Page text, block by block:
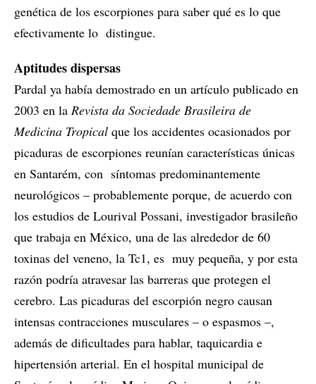
genética de los escorpiones para saber qué es lo que
efectivamente lo distingue.
Aptitudes dispersas
Pardal ya había demostrado en un artículo publicado en
2003 en la Revista da Sociedade Brasileira de
Medicina Tropical que los accidentes ocasionados por
picaduras de escorpiones reunían características únicas
en Santarém, con síntomas predominantemente
neurológicos – probablemente porque, de acuerdo con
los estudios de Lourival Possani, investigador brasileño
que trabaja en México, una de las alrededor de 60
toxinas del veneno, la Tc1, es muy pequeña, y por esta
razón podría atravesar las barreras que protegen el
cerebro. Las picaduras del escorpión negro causan
intensas contracciones musculares – o espasmos –,
además de dificultades para hablar, taquicardia e
hipertensión arterial. En el hospital municipal de